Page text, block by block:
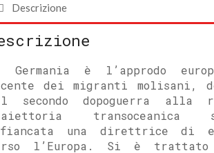
Descrizione
Germania è l’approdo
dei migranti molisani,
secondo dopoguerra alla
una direttrice di
l’Europa. Si è